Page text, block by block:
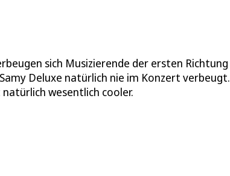
sich Musizierende der ersten Richtung
Deluxe natürlich nie im Konzert verbeugt.
wesentlich cooler.